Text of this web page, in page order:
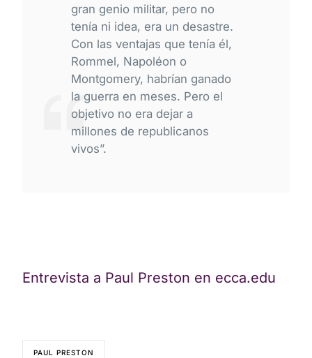
gran genio militar, pero no
tenía ni idea, era un desastre.
Con las ventajas que tenía él,
Rommel, Napoléon o
Montgomery, habrían ganado
la guerra en meses. Pero el
objetivo no era dejar a
millones de republicanos
vivos”.
Entrevista a Paul Preston en ecca.edu
PAUL PRESTON